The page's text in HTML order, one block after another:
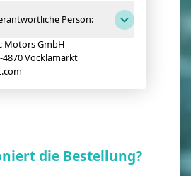
Person:
Motors GmbH
4870 Vöcklamarkt
die Bestellung?